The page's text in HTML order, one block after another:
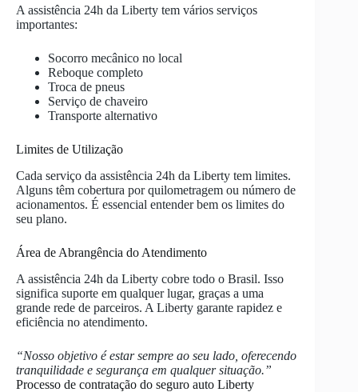
A assistência 24h da Liberty tem vários serviços
importantes:
Socorro mecânico no local
Reboque completo
Troca de pneus
Serviço de chaveiro
Transporte alternativo
Limites de Utilização
Cada serviço da assistência 24h da Liberty tem limites.
Alguns têm cobertura por quilometragem ou número de
acionamentos. É essencial entender bem os limites do
seu plano.
Área de Abrangência do Atendimento
A assistência 24h da Liberty cobre todo o Brasil. Isso
significa suporte em qualquer lugar, graças a uma
grande rede de parceiros. A Liberty garante rapidez e
eficiência no atendimento.
“Nosso objetivo é estar sempre ao seu lado, oferecendo
tranquilidade e segurança em qualquer situação.”
Processo de contratação do seguro auto Liberty